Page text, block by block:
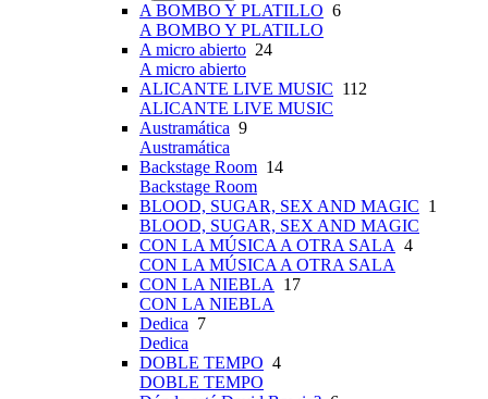
A BOMBO Y PLATILLO 6
A BOMBO Y PLATILLO
A micro abierto 24
A micro abierto
ALICANTE LIVE MUSIC 112
ALICANTE LIVE MUSIC
Austramática 9
Austramática
Backstage Room 14
Backstage Room
BLOOD, SUGAR, SEX AND MAGIC 1
BLOOD, SUGAR, SEX AND MAGIC
CON LA MÚSICA A OTRA SALA 4
CON LA MÚSICA A OTRA SALA
CON LA NIEBLA
17
CON LA NIEBLA
Dedica 7
Dedica
DOBLE TEMPO 4
DOBLE TEMPO